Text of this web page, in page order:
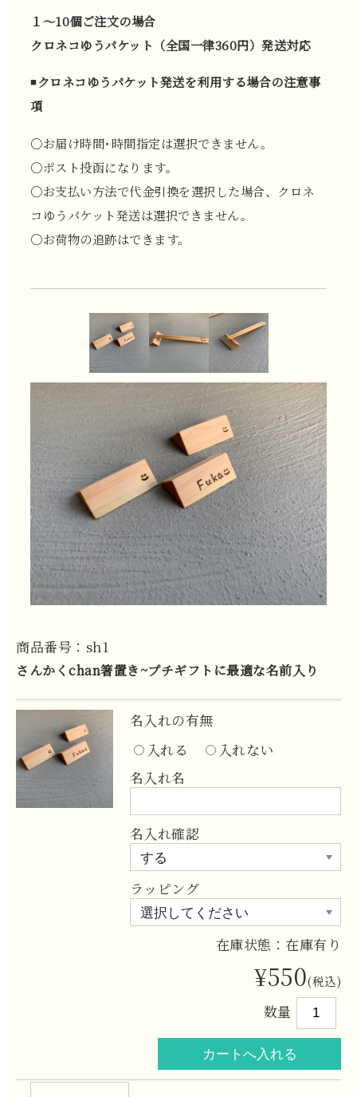
１〜10個ご注文の場合
クロネコゆうパケット（全国一律360円）発送対応
◾️クロネコゆうパケット発送を利用する場合の注意事
項
〇お届け時間･時間指定は選択できません。
〇ポスト投函になります。
〇お支払い方法で代金引換を選択した場合、クロネ
コゆうパケット発送は選択できません。
〇お荷物の追跡はできます。
商品番号：sh1
さんかくchan箸置き~プチギフトに最適な名前入り
名入れの有無
入れる
入れない
名入れ名
名入れ確認
ラッピング
在庫状態：在庫有り
¥550(税込)
数量